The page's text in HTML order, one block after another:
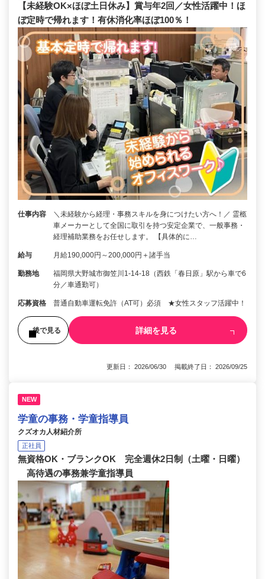
【未経験OK×ほぼ土日休み】賞与年2回／女性活躍中！ほ
ぼ定時で帰れます！有休消化率ほぼ100％！
仕事内容
＼未経験から経理・事務スキルを身につけたい方へ！／ 霊柩
車メーカーとして全国に取引を持つ安定企業で、一般事務・
経理補助業務をお任せします。 【具体的に…
給与 月給190,000円～200,000円＋諸手当
勤務地
福岡県大野城市御笠川1-14-18（西鉄「春日原」駅から車で6
分／車通勤可）
応募資格 普通自動車運転免許（AT可）必須 ★女性スタッフ活躍中！
後で見る 詳細を見る
更新日： 2026/06/30 掲載終了日： 2026/09/25
NEW
学童の事務・学童指導員
クズオカ人材紹介所
正社員
無資格OK・ブランクOK 完全週休2日制（土曜・日曜）
高待遇の事務兼学童指導員